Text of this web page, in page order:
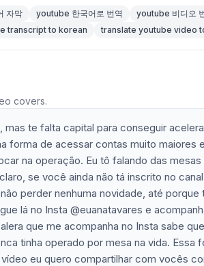
자막 youtube 한국어로 번역
youtube 비디오
transcript to korean translate youtube video
covers.
te falta capital para conseguir
forma de acessar contas muito maiores
na operação. Eu tô falando das
se você ainda não tá inscrito no
perder nenhuma novidade, até
lá no Insta @euanatavares e
que me acompanha no Insta sabe
tinha operado por mesa na vida. Essa
eu quero compartilhar com vocês